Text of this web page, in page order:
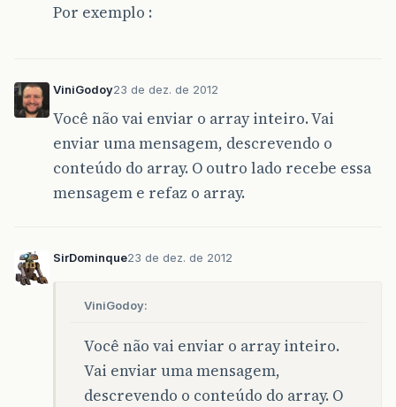
Por exemplo :
ViniGodoy23 de dez. de 2012
Você não vai enviar o array inteiro. Vai
enviar uma mensagem, descrevendo o
conteúdo do array. O outro lado recebe essa
mensagem e refaz o array.
SirDominque23 de dez. de 2012
ViniGodoy:
Você não vai enviar o array inteiro.
Vai enviar uma mensagem,
descrevendo o conteúdo do array. O